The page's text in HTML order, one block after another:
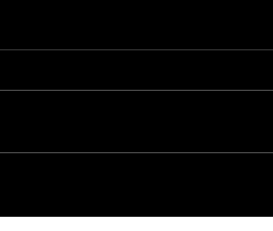
ticarete taşıyan